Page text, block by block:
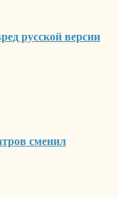
русской версии
сменил